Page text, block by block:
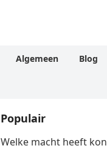
Algemeen Blog
Populair
Welke macht heeft